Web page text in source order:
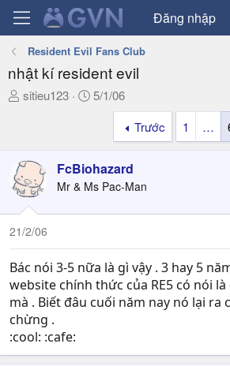
Đăng nhập
Resident Evil Fans Club
nhật kí resident evil
T
a
d
s
t
a
t
e
r
sitieu123
N
g
ử
i
5/1/06
Trước
1 …
FcBiohazard
Mr & Ms Pac-Man
21/2/06
Bác nói 3-5 nữa là gì vậy . 3 hay 5
website chính thức của RE5 có nói
mà . Biết đâu cuối năm nay nó lại ra
chừng .
:cool: :cafe: